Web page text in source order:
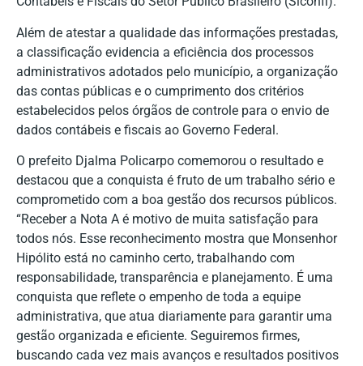
Além de atestar a qualidade das informações prestadas,
a classificação evidencia a eficiência dos processos
administrativos adotados pelo município, a organização
das contas públicas e o cumprimento dos critérios
estabelecidos pelos órgãos de controle para o envio de
dados contábeis e fiscais ao Governo Federal.
O prefeito Djalma Policarpo comemorou o resultado e
destacou que a conquista é fruto de um trabalho sério e
comprometido com a boa gestão dos recursos públicos.
“Receber a Nota A é motivo de muita satisfação para
todos nós. Esse reconhecimento mostra que Monsenhor
Hipólito está no caminho certo, trabalhando com
responsabilidade, transparência e planejamento. É uma
conquista que reflete o empenho de toda a equipe
administrativa, que atua diariamente para garantir uma
gestão organizada e eficiente. Seguiremos firmes,
buscando cada vez mais avanços e resultados positivos